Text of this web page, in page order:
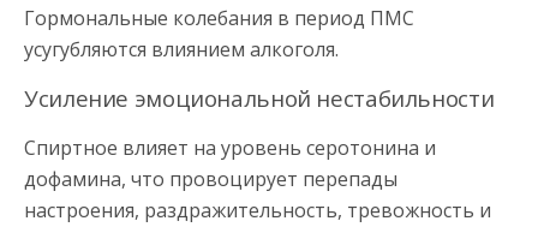
Гормональные колебания в период ПМС
усугубляются влиянием алкоголя.
Усиление эмоциональной нестабильности
Спиртное влияет на уровень серотонина и
дофамина, что провоцирует перепады
настроения, раздражительность, тревожность и